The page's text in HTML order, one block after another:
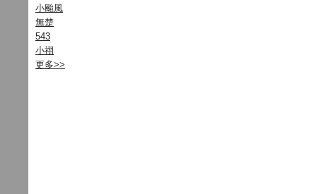
小颱風
無楚
543
小祤
更多>>